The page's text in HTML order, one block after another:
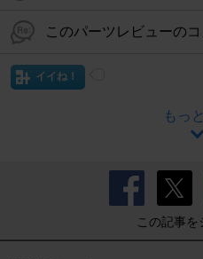
このパーツレビューの
イイね！
もっ
この記事を